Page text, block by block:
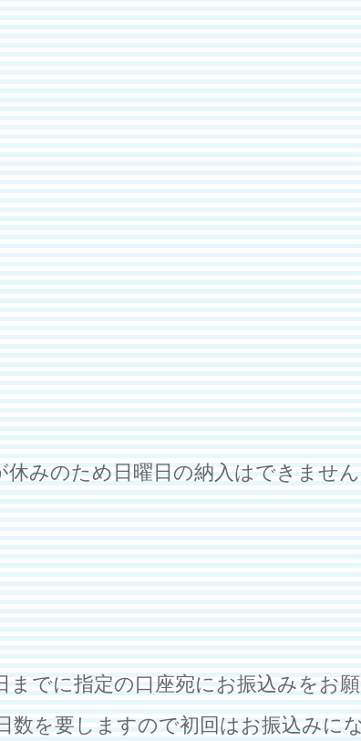
みのため日曜日の納入はできません
でに指定の口座宛にお振込みをお
を要しますので初回はお振込みに